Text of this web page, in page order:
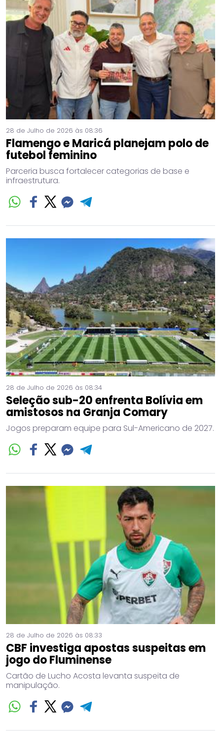
28 de Julho de 2026 às 08:36
Flamengo e Maricá planejam polo de
futebol feminino
Parceria busca fortalecer categorias de base e
infraestrutura.
28 de Julho de 2026 às 08:34
Seleção sub-20 enfrenta Bolívia em
amistosos na Granja Comary
Jogos preparam equipe para Sul-Americano de 2027.
28 de Julho de 2026 às 08:33
CBF investiga apostas suspeitas em
jogo do Fluminense
Cartão de Lucho Acosta levanta suspeita de
manipulação.